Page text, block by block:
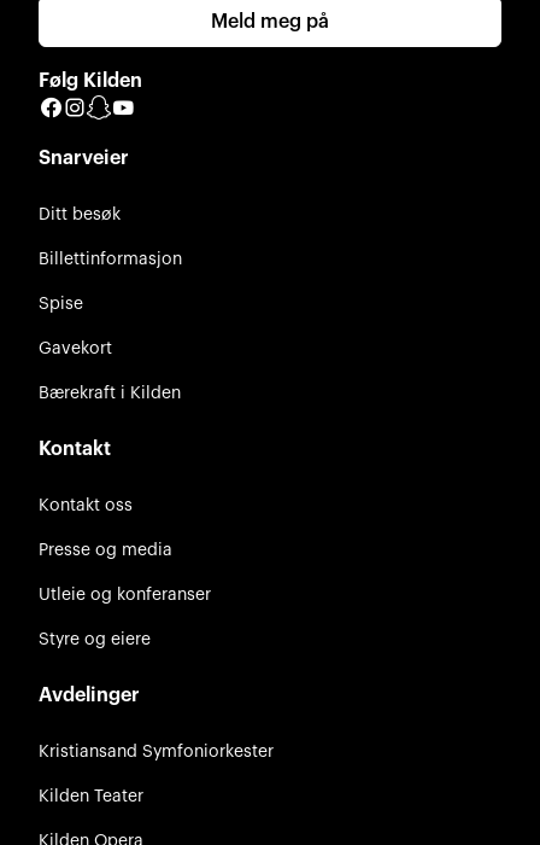
Meld meg på
Følg Kilden
Facebook
Instagram
Snapchat
Snarveier
Ditt besøk
Billettinformasjon
Spise
Gavekort
Bærekraft i Kilden
Kontakt
Kontakt oss
Presse og media
Utleie og konferanser
Styre og eiere
Avdelinger
Kristiansand Symfoniorkester
Kilden Teater
Kilden Opera